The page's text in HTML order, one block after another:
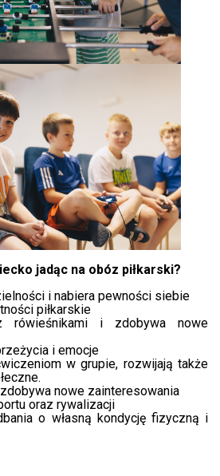
jadąc na obóz piłkarski?
i nabiera pewności siebie
piłkarskie
rówieśnikami i zdobywa nowe
i emocje
w grupie, rozwijają także
nowe zainteresowania
oraz rywalizacji
o własną kondycję fizyczną i